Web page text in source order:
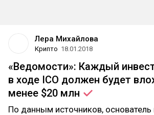
Лера Михайлова
Крипто 18.01.2018
«Ведомости»: Каждый
в ходе ICO должен будет
менее $20 млн
По данным источников,